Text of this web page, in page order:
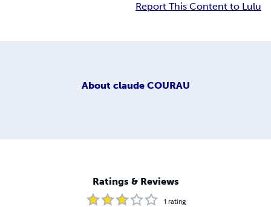
Report This Content to Lulu
About claude COURAU
Ratings & Reviews
1 rating